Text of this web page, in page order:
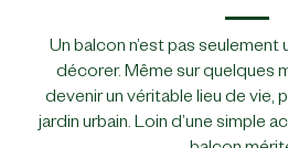
Un balcon n’est pas
décorer. Même sur quelques
devenir un véritable lieu de vie,
jardin urbain. Loin d’une simple